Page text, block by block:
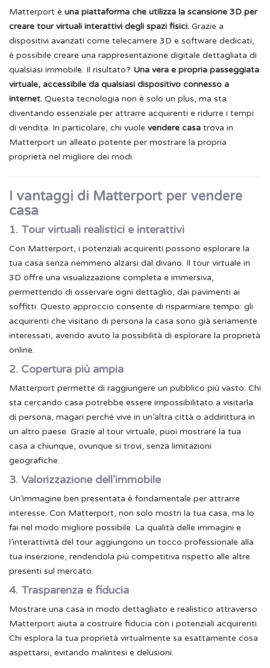
Matterport è una piattaforma che utilizza la scansione 3D per
creare tour virtuali interattivi degli spazi fisici. Grazie a
dispositivi avanzati come telecamere 3D e software dedicati,
è possibile creare una rappresentazione digitale dettagliata di
qualsiasi immobile. Il risultato? Una vera e propria passeggiata
virtuale, accessibile da qualsiasi dispositivo connesso a
internet. Questa tecnologia non è solo un plus, ma sta
diventando essenziale per attrarre acquirenti e ridurre i tempi
di vendita. In particolare, chi vuole vendere casa trova in
Matterport un alleato potente per mostrare la propria
proprietà nel migliore dei modi.
I vantaggi di Matterport per vendere
casa
1. Tour virtuali realistici e interattivi
Con Matterport, i potenziali acquirenti possono esplorare la
tua casa senza nemmeno alzarsi dal divano. Il tour virtuale in
3D offre una visualizzazione completa e immersiva,
permettendo di osservare ogni dettaglio, dai pavimenti ai
soffitti. Questo approccio consente di risparmiare tempo: gli
acquirenti che visitano di persona la casa sono già seriamente
interessati, avendo avuto la possibilità di esplorare la proprietà
online.
2. Copertura più ampia
Matterport permette di raggiungere un pubblico più vasto. Chi
sta cercando casa potrebbe essere impossibilitato a visitarla
di persona, magari perché vive in un’altra città o addirittura in
un altro paese. Grazie al tour virtuale, puoi mostrare la tua
casa a chiunque, ovunque si trovi, senza limitazioni
geografiche.
3. Valorizzazione dell’immobile
Un’immagine ben presentata è fondamentale per attrarre
interesse. Con Matterport, non solo mostri la tua casa, ma lo
fai nel modo migliore possibile. La qualità delle immagini e
l’interattività del tour aggiungono un tocco professionale alla
tua inserzione, rendendola più competitiva rispetto alle altre
presenti sul mercato.
4. Trasparenza e fiducia
Mostrare una casa in modo dettagliato e realistico attraverso
Matterport aiuta a costruire fiducia con i potenziali acquirenti.
Chi esplora la tua proprietà virtualmente sa esattamente cosa
aspettarsi, evitando malintesi e delusioni.